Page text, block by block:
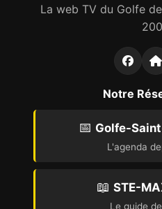
La web TV du Golfe
Notre
📅 Golfe-
L'agenda
📖 STE-
Le guide